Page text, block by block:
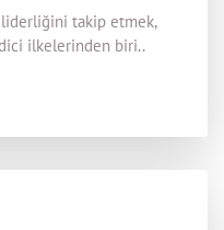
liderliğini takip etmek,
ilkelerinden biri..